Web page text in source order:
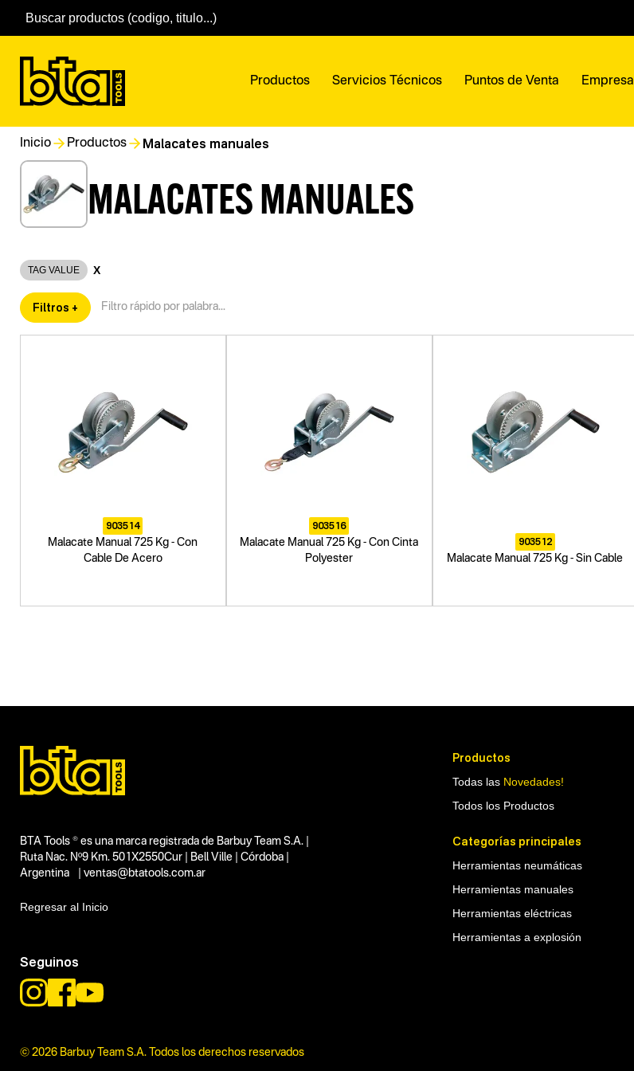
Productos Servicios Técnicos Puntos de Venta Empresa
Inicio Productos Malacates manuales
MALACATES MANUALES
TAG VALUE X
Filtros +
903514
Malacate Manual 725 Kg - Con
Cable De Acero
903516
Malacate Manual 725 Kg - Con Cinta
Polyester
903512
Malacate Manual 725 Kg - Sin Cable
BTA Tools ® es una marca registrada de Barbuy Team S.A. |
Ruta Nac. Nº9 Km. 501X2550Cur | Bell Ville | Córdoba |
Argentina | ventas@btatools.com.ar
Regresar al Inicio
Seguinos
© 2026 Barbuy Team S.A. Todos los derechos reservados
Productos
Todas las Novedades!
Todos los Productos
Categorías principales
Herramientas neumáticas
Herramientas manuales
Herramientas eléctricas
Herramientas a explosión